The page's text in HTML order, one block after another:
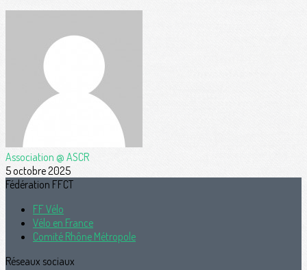
Association @ ASCR
5 octobre 2025
Fédération FFCT
FF Vélo
Vélo en France
Comité Rhône Métropole
Réseaux sociaux